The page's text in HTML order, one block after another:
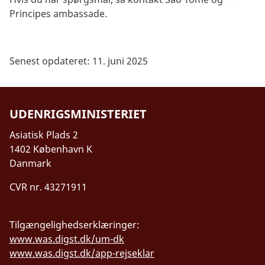
Principes ambassade.
Senest opdateret: 11. juni 2025
UDENRIGSMINISTERIET
Asiatisk Plads 2
1402 København K
Danmark
CVR nr. 43271911
Tilgængelighedserklæringer:
www.was.digst.dk/um-dk
www.was.digst.dk/app-rejseklar